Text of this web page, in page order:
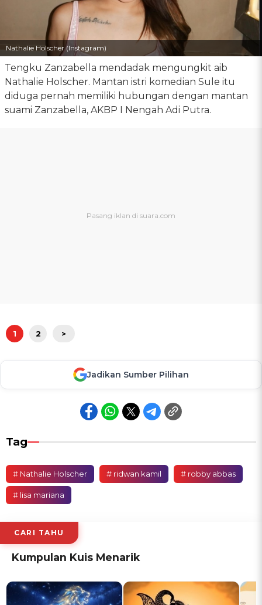
Nathalie Holscher (Instagram)
Tengku Zanzabella mendadak mengungkit aib
Nathalie Holscher. Mantan istri komedian Sule itu
diduga pernah memiliki hubungan dengan mantan
suami Zanzabella, AKBP I Nengah Adi Putra.
1 2 >
Jadikan Sumber Pilihan
Tag
# Nathalie Holscher # ridwan kamil # robby abbas
# lisa mariana
CARI TAHU
Kumpulan Kuis Menarik